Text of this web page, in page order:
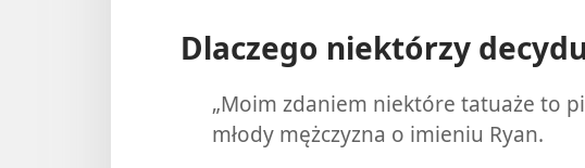
Dlaczego niektórzy
„Moim zdaniem niektóre tatuaże to
młody mężczyzna o imieniu Ryan.